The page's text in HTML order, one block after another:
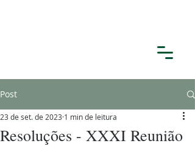
Post
Resoluções - XXXI Reunião
23 de set. de 2023 1 min de leitura